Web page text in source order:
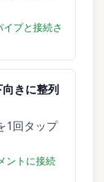
プと接続さ
きに整列
1回タップ
ントに接続